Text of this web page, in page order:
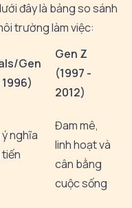
đây là bảng so sánh
trường làm việc:
Gen
1996)
Gen Z
(1997 -
2012)
nghĩa
Đam mê,
linh hoạt và
cân bằng
cuộc sống